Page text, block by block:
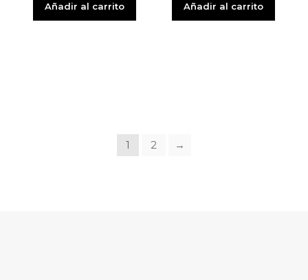
Añadir al carrito Añadir al carrito
1 2 →